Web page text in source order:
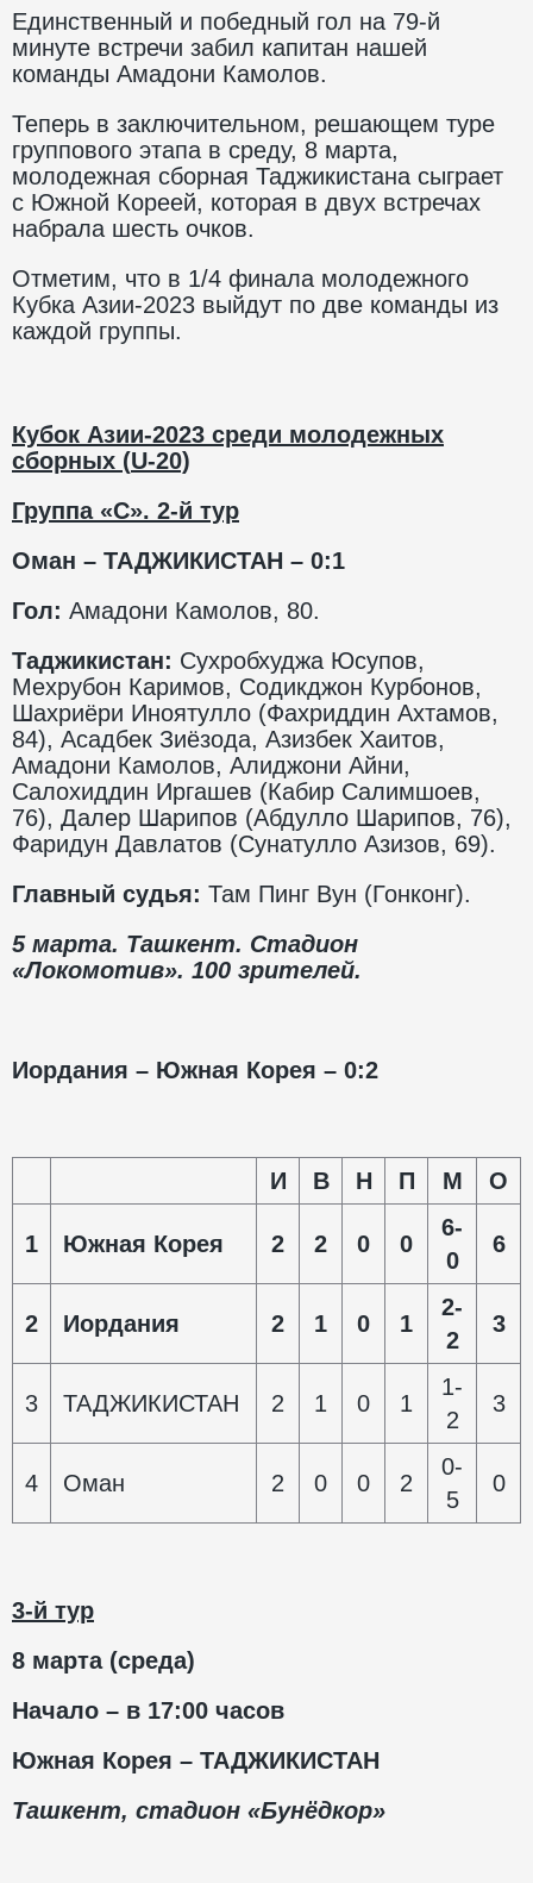
Единственный и победный гол на 79-й
минуте встречи забил капитан нашей
команды Амадони Камолов.
Теперь в заключительном, решающем туре
группового этапа в среду, 8 марта,
молодежная сборная Таджикистана сыграет
с Южной Кореей, которая в двух встречах
набрала шесть очков.
Отметим, что в 1/4 финала молодежного
Кубка Азии-2023 выйдут по две команды из
каждой группы.
Кубок Азии-2023 среди молодежных
сборных (U-20)
Группа «С». 2-й тур
Оман – ТАДЖИКИСТАН – 0:1
Гол: Амадони Камолов, 80.
Таджикистан: Сухробхуджа Юсупов,
Мехрубон Каримов, Содикджон Курбонов,
Шахриёри Иноятулло (Фахриддин Ахтамов,
84), Асадбек Зиёзода, Азизбек Хаитов,
Амадони Камолов, Алиджони Айни,
Салохиддин Иргашев (Кабир Салимшоев,
76), Далер Шарипов (Абдулло Шарипов, 76),
Фаридун Давлатов (Сунатулло Азизов, 69).
Главный судья: Там Пинг Вун (Гонконг).
5 марта. Ташкент. Стадион
«Локомотив». 100 зрителей.
Иордания – Южная Корея – 0:2
И В Н П М О
1 Южная Корея 2 2 0 0
6-
0
6
2 Иордания 2 1 0 1
2-
2
3
3 ТАДЖИКИСТАН 2 1 0 1
1-
2
3
4 Оман 2 0 0 2
0-
5
0
3-й тур
8 марта (среда)
Начало – в 17:00 часов
Южная Корея – ТАДЖИКИСТАН
Ташкент, стадион «Бунёдкор»